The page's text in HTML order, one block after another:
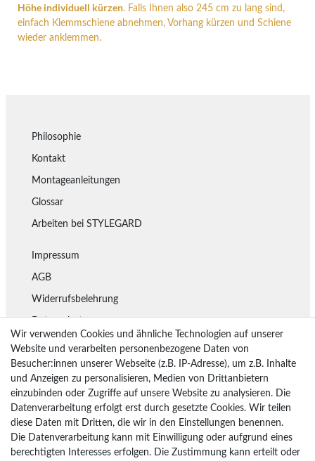
Höhe individuell kürzen. Falls Ihnen also 245 cm zu lang sind,
einfach Klemmschiene abnehmen, Vorhang kürzen und Schiene
wieder anklemmen.
Philosophie
Kontakt
Montageanleitungen
Glossar
Arbeiten bei STYLEGARD
Impressum
AGB
Widerrufsbelehrung
Datenschutz
Lieferung
Rückgaberecht
Vertrag widerrufen
Bezahlarten
Wir verwenden Cookies und ähnliche Technologien auf unserer
Website und verarbeiten personenbezogene Daten von
Besucher:innen unserer Webseite (z.B. IP-Adresse), um z.B. Inhalte
und Anzeigen zu personalisieren, Medien von Drittanbietern
einzubinden oder Zugriffe auf unsere Website zu analysieren. Die
Datenverarbeitung erfolgt erst durch gesetzte Cookies. Wir teilen
diese Daten mit Dritten, die wir in den Einstellungen benennen.
Die Datenverarbeitung kann mit Einwilligung oder aufgrund eines
berechtigten Interesses erfolgen. Die Zustimmung kann erteilt oder